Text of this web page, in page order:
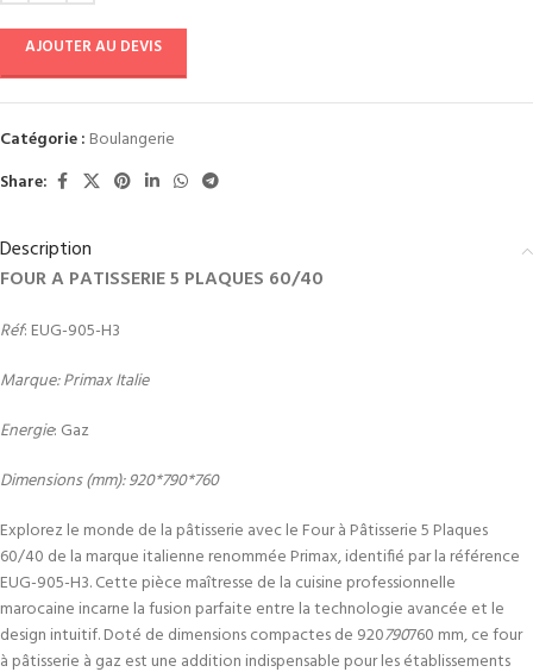
AJOUTER AU DEVIS
Catégorie : Boulangerie
Share:
Description
FOUR A PATISSERIE 5 PLAQUES 60/40
Réf: EUG-905-H3
Marque: Primax Italie
Energie: Gaz
Dimensions (mm): 920*790*760
Explorez le monde de la pâtisserie avec le Four à Pâtisserie 5 Plaques
60/40 de la marque italienne renommée Primax, identifié par la référence
EUG-905-H3. Cette pièce maîtresse de la cuisine professionnelle
marocaine incarne la fusion parfaite entre la technologie avancée et le
design intuitif. Doté de dimensions compactes de 920790760 mm, ce four
à pâtisserie à gaz est une addition indispensable pour les établissements